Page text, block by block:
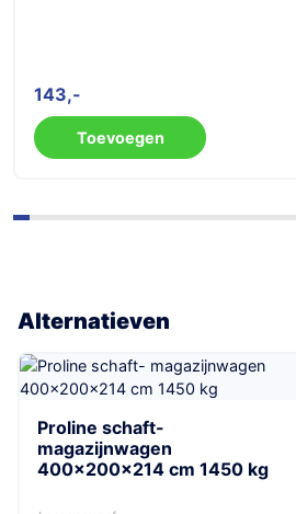
216
Toevoegen
Alternatieven
Proline schaftmagazijnwagen
met toilet 400x200x214 cm
1450 kg